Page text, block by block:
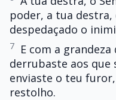
poder, a tua destra,
despedaçado o
7
E com a
derrubaste aos que
enviaste o teu
restolho.